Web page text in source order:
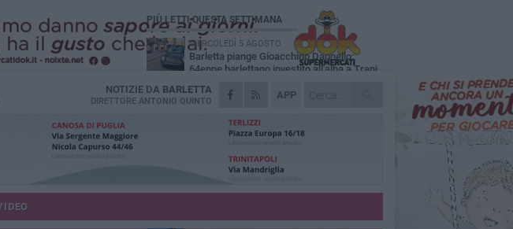
APP
NOTIZIE DA BARLETTA
DIRETTORE ANTONIO QUINTO
PIÙ LETTI QUESTA SETTIMANA
MERCOLEDÌ 5 AGOSTO
Barletta piange Gioacchino Dagnello:
64enne barlettano investito all'alba a Trani
GIOVEDÌ 6 AGOSTO
Il ricordo di "Cecco", il benzinaio col
separavano dalla pensione»
MERCOLEDÌ 5 AGOSTO
sopralluogo nell'area dell'evento
DOMENICA 2 AGOSTO
Beni confiscati alla mafia. Nasce il servizio
VENERDÌ 31 LUGLIO